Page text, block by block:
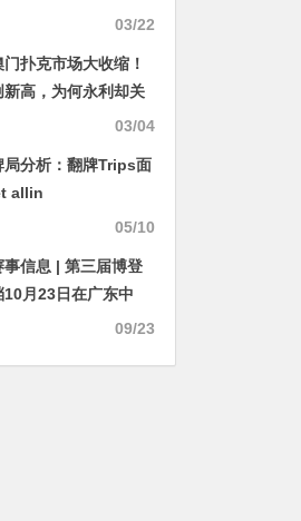
03/22
门扑克市场大收缩！
新高，为何永利却关
03/04
局分析：翻牌Trips面
allin
05/10
事信息 | 第三届博登
10月23日在广东中
09/23